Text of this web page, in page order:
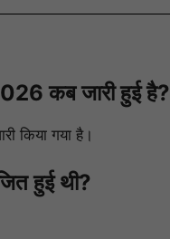
कब जारी हुई है?
किया गया है।
हुई थी?